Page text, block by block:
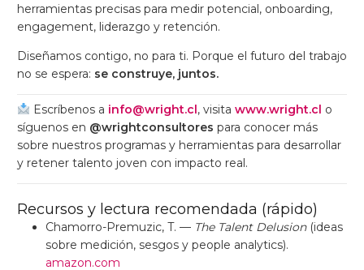
herramientas precisas para medir potencial, onboarding,
engagement, liderazgo y retención.
Diseñamos contigo, no para ti. Porque el futuro del trabajo
no se espera: se construye, juntos.
Escríbenos a info@wright.cl, visita www.wright.cl o
síguenos en @wrightconsultores para conocer más
sobre nuestros programas y herramientas para desarrollar
y retener talento joven con impacto real.
Recursos y lectura recomendada (rápido)
Chamorro-Premuzic, T. — The Talent Delusion (ideas
sobre medición, sesgos y people analytics).
amazon.com